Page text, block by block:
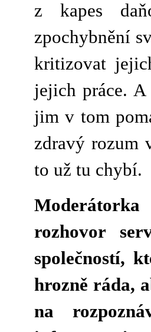
z kapes
zpochybnění
kritizovat
jejich práce.
jim v tom
zdravý rozum
to už tu chybí.
rozhovor
společností,
hrozně ráda,
na